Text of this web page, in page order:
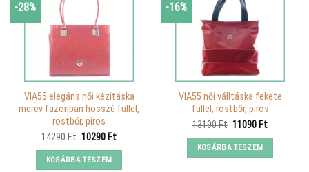
-28%
VIA55 elegáns női kézitáska
merev fazonban hosszú füllel,
rostbőr, piros
14290Ft Original
was:
14290 Ft.
10290 FtCurrent
KOSÁRBA TESZEM
-16%
VIA55 női válltáska fekete
füllel, rostbőr, piros
13190Ft Original
was:
13190 Ft.
11090 FtCurrent
KOSÁRBA TESZEM